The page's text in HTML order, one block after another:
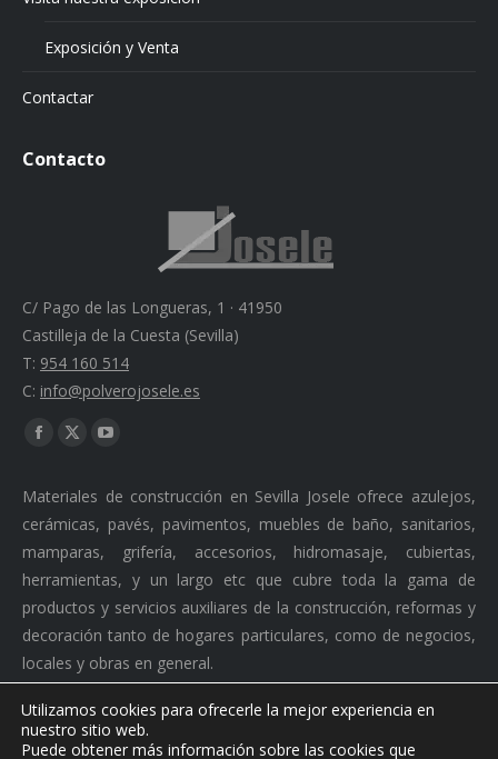
Exposición y Venta
Contactar
Contacto
C/ Pago de las Longueras, 1 · 41950
Castilleja de la Cuesta (Sevilla)
T: 954 160 514
C: info@polverojosele.es
Find us on:
Facebook
opens
in
new
window
X
opens
in
new
window
YouTube
opens
in
new
window
Materiales de construcción en Sevilla Josele ofrece azulejos,
cerámicas, pavés, pavimentos, muebles de baño, sanitarios,
mamparas, grifería, accesorios, hidromasaje, cubiertas,
herramientas, y un largo etc que cubre toda la gama de
productos y servicios auxiliares de la construcción, reformas y
decoración tanto de hogares particulares, como de negocios,
locales y obras en general.
Ⓒ 2026 Polvero Josele. Todos los derechos reservados. ·
Utilizamos cookies para ofrecerle la mejor experiencia en
nuestro sitio web.
Puede obtener más información sobre las cookies que